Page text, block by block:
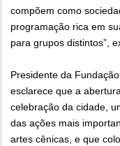
compõem como
programação rica em
para grupos distintos”,
Presidente da
esclarece que a
celebração da cidade,
das ações mais
artes cênicas, e que